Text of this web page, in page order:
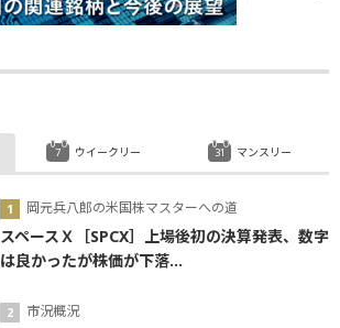
岡元兵八郎の米国株マスターへの道
スペースＸ［SPCX］上場後初の決算発表、数字
は良かったが株価が下落...
市況概況
ウイークリー マンスリー